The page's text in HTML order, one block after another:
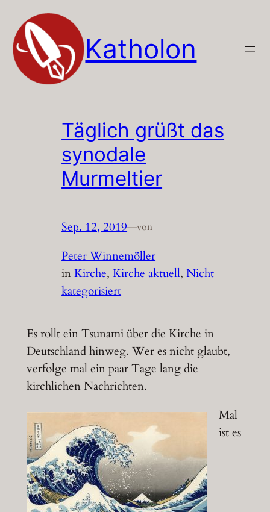
Inhalt
springen
Katholon
Täglich grüßt das
synodale
Murmeltier
Sep. 12, 2019—von
Peter Winnemöller
inKirche, Kirche aktuell, Nicht
kategorisiert
Es rollt ein Tsunami über die Kirche in
Deutschland hinweg. Wer es nicht glaubt,
verfolge mal ein paar Tage lang die
kirchlichen Nachrichten.
Mal
ist es